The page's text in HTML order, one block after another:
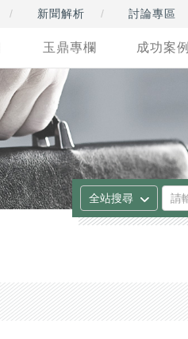
新聞解析 討論專區
玉鼎專欄 成功案例